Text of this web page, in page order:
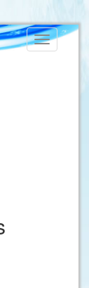
Toggle
navigation